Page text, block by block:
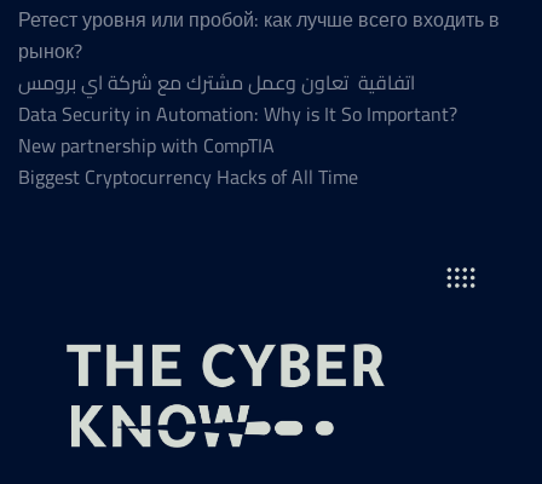
Ретест уровня или пробой: как лучше всего входить в
рынок?
اتفاقية تعاون وعمل مشترك مع شركة اي برومس
Data Security in Automation: Why is It So Important?
New partnership with CompTIA
Biggest Cryptocurrency Hacks of All Time